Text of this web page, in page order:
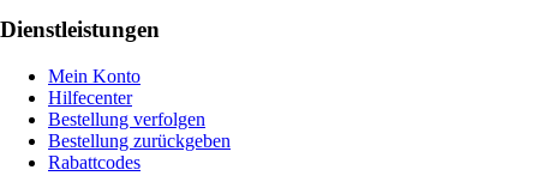
Dienstleistungen
Mein Konto
Hilfecenter
Bestellung verfolgen
Bestellung zurückgeben
Rabattcodes